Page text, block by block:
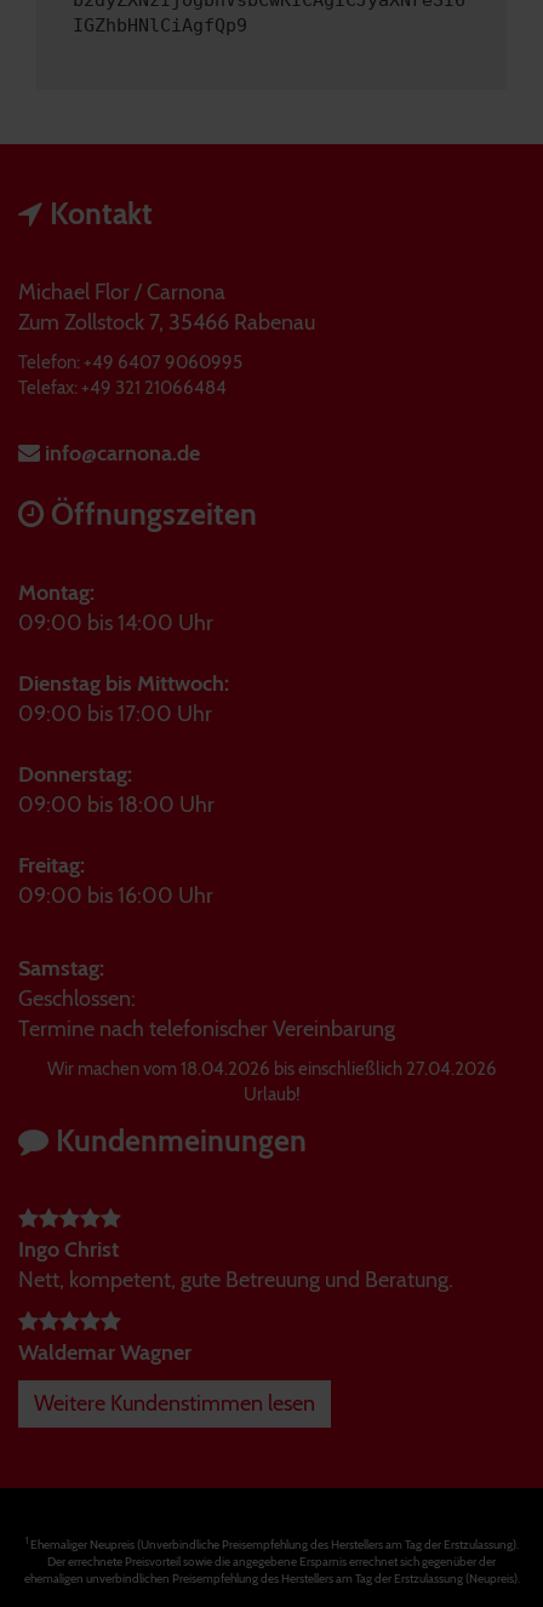
IGZhbHNlCiAgfQp9
Kontakt
Michael Flor / Carnona
Zum Zollstock 7, 35466 Rabenau
Telefon: +49 6407 9060995
Telefax: +49 321 21066484
info@carnona.de
Öffnungszeiten
Montag:
09:00 bis 14:00 Uhr
Dienstag bis Mittwoch:
09:00 bis 17:00 Uhr
Donnerstag:
09:00 bis 18:00 Uhr
Freitag:
09:00 bis 16:00 Uhr
Samstag:
Geschlossen:
Termine nach telefonischer Vereinbarung
Wir machen vom 18.04.2026 bis einschließlich 27.04.2026
Urlaub!
Kundenmeinungen
Ingo Christ
Nett, kompetent, gute Betreuung und Beratung.
Waldemar Wagner
Weitere Kundenstimmen lesen
1Ehemaliger Neupreis (Unverbindliche Preisempfehlung des Herstellers am Tag der Erstzulassung).
Der errechnete Preisvorteil sowie die angegebene Ersparnis errechnet sich gegenüber der
ehemaligen unverbindlichen Preisempfehlung des Herstellers am Tag der Erstzulassung (Neupreis).